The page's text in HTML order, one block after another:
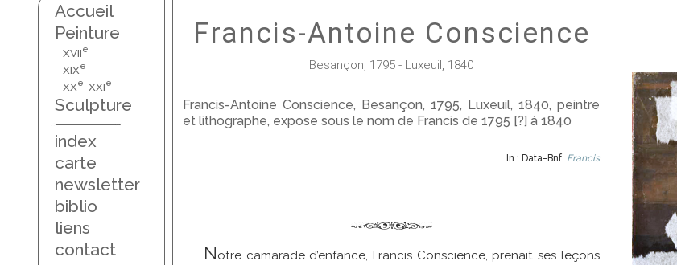
Accueil
Peinture
XVIIe
XIXe
XXe-XXIe
Sculpture
index
carte
newsletter
biblio
liens
contact
Francis-Antoine Conscience
Besançon, 1795 - Luxeuil, 1840
Francis-Antoine Conscience, Besançon, 1795, Luxeuil, 1840, peintre
et lithographe, expose sous le nom de Francis de 1795 [?] à 1840
In : Data-Bnf, Francis
Notre camarade d’enfance, Francis Conscience, prenait ses leçons